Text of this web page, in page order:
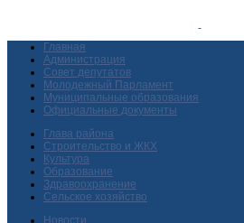
Главная
Администрация
Совет депутатов
Молодежный Парламент
Муниципальные образования
Официальные документы
Глава района
Строительство и ЖКХ
Культура
Образование
Здравоохранение
Сельское хозяйство
Новости